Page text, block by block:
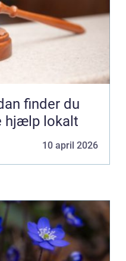
hjælp lokalt
10 april 2026